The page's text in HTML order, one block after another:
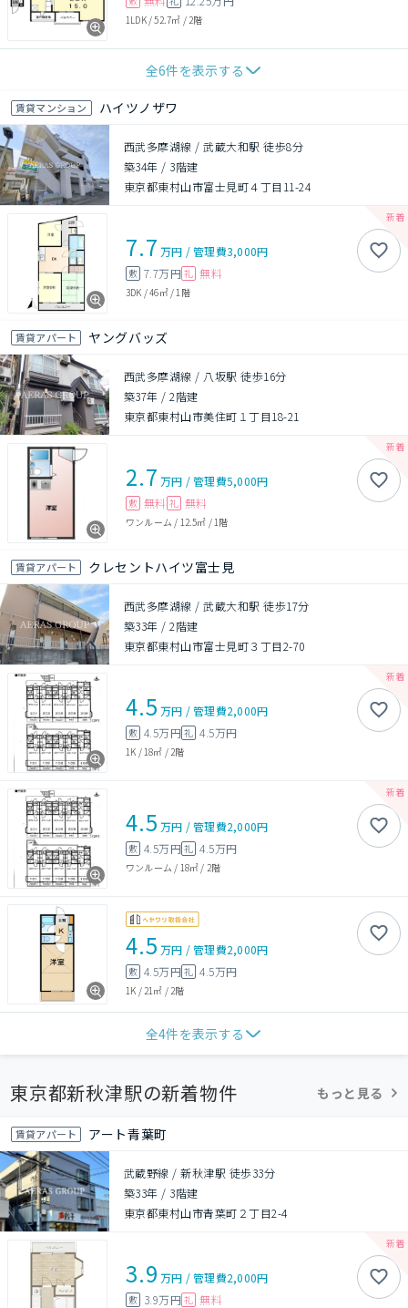
1LDK/52.7㎡ / 2階
全6件を表示する
賃貸マンション ハイツノザワ
西武多摩湖線 / 武蔵大和駅 徒歩8分
築34年 / 3階建
東京都東村山市富士見町４丁目11-24
7.7 万円 /管理費3,000円
敷 7.7万円 礼 無料
3DK /46㎡/ 1階
賃貸アパート ヤングバッズ
西武多摩湖線 / 八坂駅 徒歩16分
築37年 /2階建
東京都東村山市美住町１丁目18-21
2.7 万円 /管理費5,000円
敷 無料 礼 無料
ワンルーム / 12.5㎡ / 1階
賃貸アパート クレセントハイツ富士見
西武多摩湖線 / 武蔵大和駅 徒歩17分
築33年 /2階建
東京都東村山市富士見町３丁目2-70
4.5 万円 /管理費2,000円
敷 4.5万円礼 4.5万円
1K / 18㎡ / 2階
4.5 万円 /管理費2,000円
敷 4.5万円礼 4.5万円
ワンルーム / 18㎡ / 2階
4.5 万円 /管理費2,000円
敷 4.5万円礼 4.5万円
1K /21㎡ /2階
全4件を表示する
東京都新秋津駅の新着物件 もっと見る
賃貸アパート アート青葉町
武蔵野線 / 新秋津駅 徒歩33分
築33年 / 3階建
東京都東村山市青葉町２丁目2-4
3.9 万円 /管理費2,000円
敷 3.9万円 礼 無料